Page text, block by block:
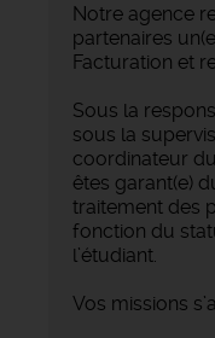
Notre agence
partenaires
Facturation et
Sous la
sous la
coordinateur
êtes garant(e)
traitement des
fonction du
l’étudiant.
Vos missions